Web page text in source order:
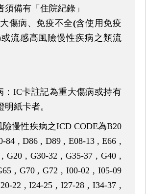
須備有「住院紀錄」
傷病、免疫不全(含使用免疫
或流感高風險慢性疾病之類流
IC卡註記為重大傷病或持有
明紙卡者。
險慢性疾病之ICD CODE為B20
84 , D86 , D89 , E08-13 , E66 ,
G20 , G30-32 , G35-37 , G40 ,
, G70 , G72 , I00-02 , I05-09
22 , I24-25 , I27-28 , I34-37 ,